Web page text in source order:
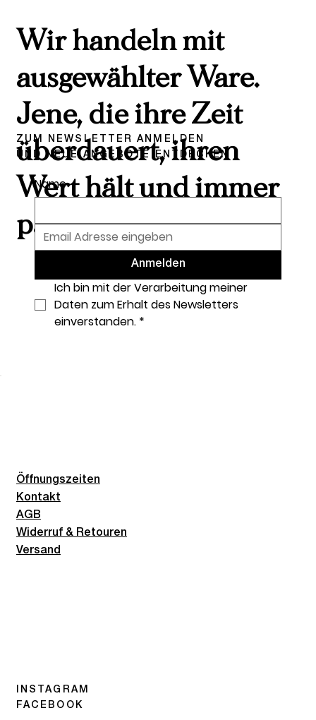
Wir handeln mit
ausgewählter Ware.
Jene, die ihre Zeit
überdauert, ihren
Wert hält und immer
passt.
ZUM NEWSLETTER ANMELDEN
UND NEUE ANGEBOTE ENTDECKEN
Name
Anmelden
Ich bin mit der Verarbeitung meiner
Daten zum Erhalt des Newsletters
einverstanden. *
Öffnungszeiten
Kontakt
AGB
Widerruf & Retouren
Versand
INSTAGRAM
FACEBOOK